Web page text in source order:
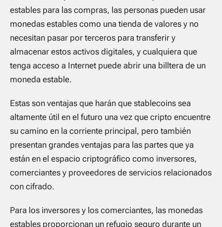
estables para las compras, las personas pueden usar
monedas estables como una tienda de valores y no
necesitan pasar por terceros para transferir y
almacenar estos activos digitales, y cualquiera que
tenga acceso a Internet puede abrir una billtera de un
moneda estable.
Estas son ventajas que harán que stablecoins sea
altamente útil en el futuro una vez que cripto encuentre
su camino en la corriente principal, pero también
presentan grandes ventajas para las partes que ya
están en el espacio criptográfico como inversores,
comerciantes y proveedores de servicios relacionados
con cifrado.
Para los inversores y los comerciantes, las monedas
estables proporcionan un refugio seguro durante un